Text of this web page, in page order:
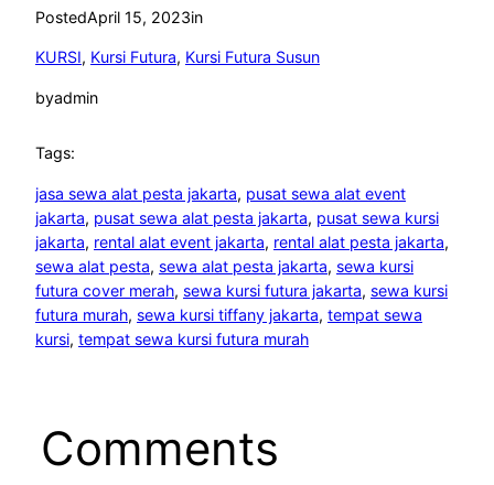
PostedApril 15, 2023in
KURSI, Kursi Futura, Kursi Futura Susun
byadmin
Tags:
jasa sewa alat pesta jakarta, pusat sewa alat event
jakarta, pusat sewa alat pesta jakarta, pusat sewa kursi
jakarta, rental alat event jakarta, rental alat pesta jakarta
sewa alat pesta, sewa alat pesta jakarta, sewa kursi
futura cover merah, sewa kursi futura jakarta, sewa kursi
futura murah, sewa kursi tiffany jakarta, tempat sewa
kursi, tempat sewa kursi futura murah
Comments